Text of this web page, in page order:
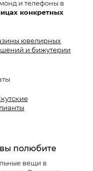
и телефоны в
конкретных
ювелирных
и бижутерии
полюбите
вещи в